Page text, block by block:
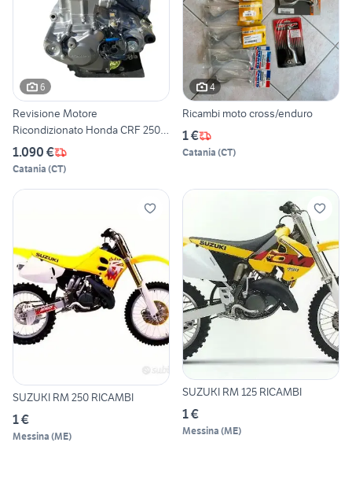
6
Revisione Motore
Ricondizionato Honda CRF 250
450
1.090 €
Catania (CT)
4
Ricambi moto cross/enduro
1 €
Catania (CT)
SUZUKI RM 250 RICAMBI
1 €
Messina (ME)
SUZUKI RM 125 RICAMBI
1 €
Messina (ME)